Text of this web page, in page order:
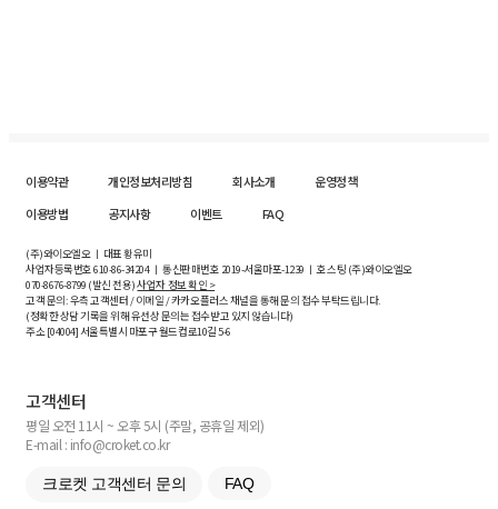
이용약관 개인정보처리방침 회사소개
운영정책
이용방법
공지사항 이벤트 FAQ
(주)와이오엘오 ㅣ 대표 황유미
사업자등록번호610-86-34204ㅣ 통신판매번호 2019-서울마포-1239 ㅣ 호스팅 (주)와이오엘오
070-8676-8799 (발신 전용)사업자 정보 확인 >
고객 문의: 우측 고객센터 / 이메일 / 카카오플러스 채널을 통해 문의 접수 부탁드립니다.
(정확한 상담 기록을 위해 유선상 문의는 접수받고 있지 않습니다)
주소 [04004] 서울특별시 마포구 월드컵로10길5-6
고객센터
평일 오전 11시 ~ 오후 5시 (주말, 공휴일 제외)
E-mail : info@croket.co.kr
크로켓 고객센터 문의 FAQ